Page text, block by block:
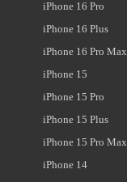
iPhone 16 Pro
iPhone 16 Plus
iPhone 16 Pro Max
iPhone 15
iPhone 15 Pro
iPhone 15 Plus
iPhone 15 Pro Max
iPhone 14